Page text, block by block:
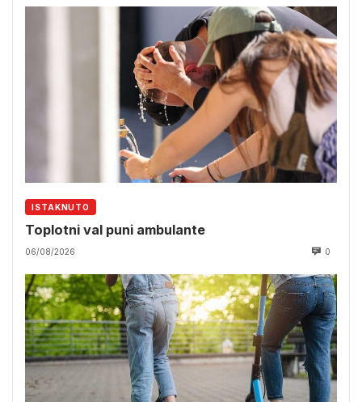
ISTAKNUTO
Toplotni val puni ambulante
06/08/2026 0